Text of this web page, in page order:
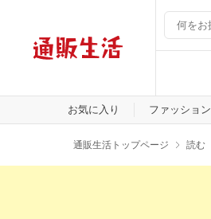
バ
ル
メ
お気に入り ファッション
通販生活トップページ 読む